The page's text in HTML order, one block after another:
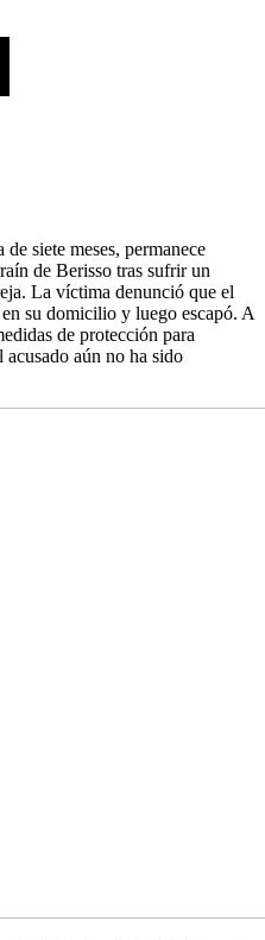
siete meses, permanece
de Berisso tras sufrir un
La víctima denunció que el
su domicilio y luego escapó. A
de protección para
acusado aún no ha sido